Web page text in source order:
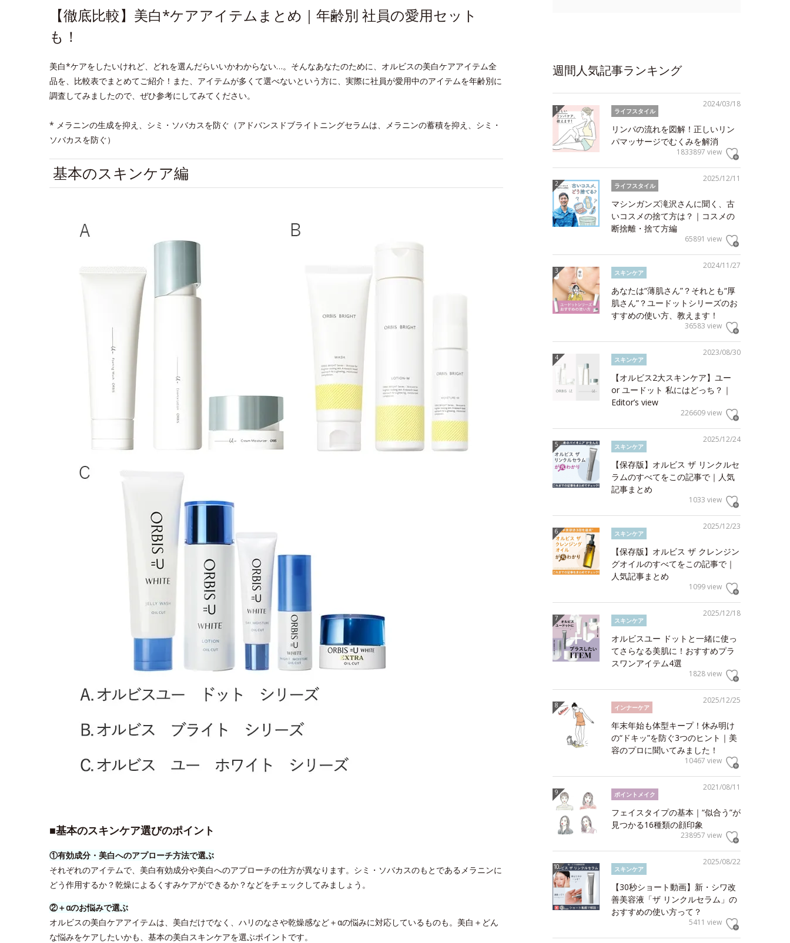
【徹底比較】美白*ケアアイテムまとめ｜年齢別 社員の愛用セット
も！
美白*ケアをしたいけれど、どれを選んだらいいかわからない…。そんなあなたのために、オルビスの美白ケアアイテム全
品を、比較表でまとめてご紹介！また、アイテムが多くて選べないという方に、実際に社員が愛用中のアイテムを年齢別に
調査してみましたので、ぜひ参考にしてみてください。
* メラニンの生成を抑え、シミ・ソバカスを防ぐ（アドバンスドブライトニングセラムは、メラニンの蓄積を抑え、シミ・
ソバカスを防ぐ）
基本のスキンケア編
■基本のスキンケア選びのポイント
①有効成分・美白へのアプローチ方法で選ぶ
それぞれのアイテムで、美白有効成分や美白へのアプローチの仕方が異なります。シミ・ソバカスのもとであるメラニンに
どう作用するか？乾燥によるくすみケアができるか？などをチェックしてみましょう。
②＋αのお悩みで選ぶ
オルビスの美白ケアアイテムは、美白だけでなく、ハリのなさや乾燥感など＋αの悩みに対応しているものも。美白＋どん
な悩みをケアしたいかも、基本の美白スキンケアを選ぶポイントです。
週間人気記事ランキング
2024/03/18
ライフスタイル
リンパの流れを図解！正しいリン
パマッサージでむくみを解消
1833897 view
2025/12/11
ライフスタイル
マシンガンズ滝沢さんに聞く、古
いコスメの捨て方は？｜コスメの
断捨離・捨て方編
65891 view
2024/11/27
スキンケア
あなたは“薄肌さん”？それとも“厚
肌さん”？ユードットシリーズのお
すすめの使い方、教えます！
36583 view
2023/08/30
スキンケア
【オルビス2大スキンケア】ユー
or ユードット 私にはどっち？｜
Editor’s view
226609 view
2025/12/24
スキンケア
【保存版】オルビス ザ リンクルセ
ラムのすべてをこの記事で｜人気
記事まとめ
1033 view
2025/12/23
スキンケア
【保存版】オルビス ザ クレンジン
グオイルのすべてをこの記事で｜
人気記事まとめ
1099 view
2025/12/18
スキンケア
オルビスユー ドットと一緒に使っ
てさらなる美肌に！おすすめプラ
スワンアイテム4選
1828 view
2025/12/25
インナーケア
年末年始も体型キープ！休み明け
の“ドキッ”を防ぐ3つのヒント｜美
容のプロに聞いてみました！
10467 view
2021/08/11
ポイントメイク
フェイスタイプの基本｜“似合う”が
見つかる16種類の顔印象
238957 view
2025/08/22
スキンケア
【30秒ショート動画】新・シワ改
善美容液「ザ リンクルセラム」の
おすすめの使い方って？
5411 view